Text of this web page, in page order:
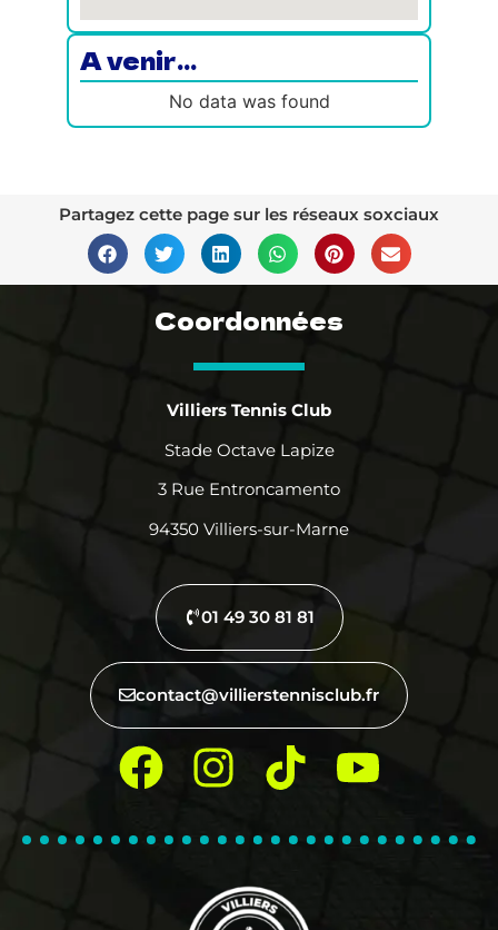
A venir...
No data was found
Partagez cette page sur les réseaux soxciaux
Coordonnées
Villiers Tennis Club
Stade Octave Lapize
3 Rue Entroncamento
94350 Villiers-sur-Marne
01 49 30 81 81
contact@villierstennisclub.fr